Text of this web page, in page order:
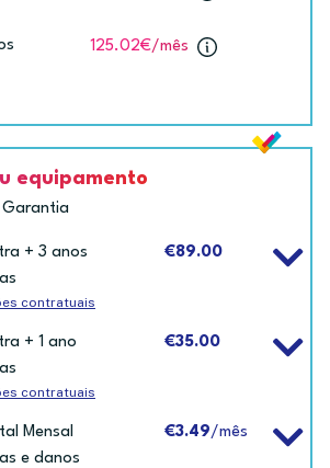
125.02€/mês
equipamento
+ 3 anos
€89.00
contratuais
+ 1 ano
€35.00
contratuais
Mensal
e danos
€3.49/mês